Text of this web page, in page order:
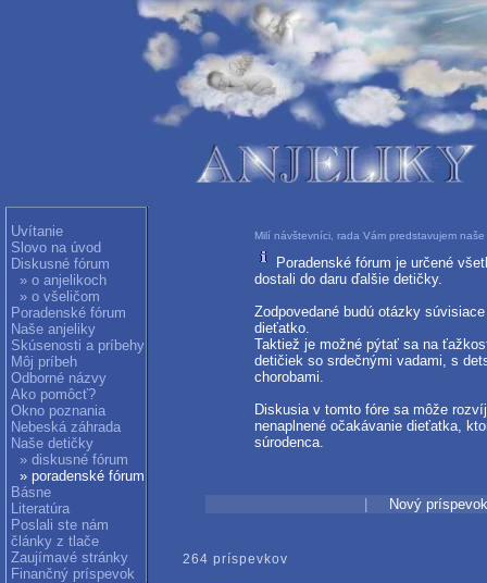
Uvítanie
Slovo na úvod
Diskusné fórum
» o anjelikoch
» o všeličom
Poradenské fórum
Naše anjeliky
Skúsenosti a príbehy
Môj príbeh
Odborné názvy
Ako pomôcť?
Okno poznania
Nebeská záhrada
Naše detičky
» diskusné fórum
» poradenské fórum
Básne
Literatúra
Poslali ste nám
články z tlače
Zaujímavé stránky
Finančný príspevok
Milí návštevníci, rada Vám predstavujem
Poradenské fórum je určené
dostali do daru ďalšie detičky.
Zodpovedané budú otázky
dieťatko.
Taktiež je možné pýtať sa na
detičiek so srdečnými vadami, s
chorobami.
Diskusia v tomto fóre sa môže
nenaplnené očakávanie dieťatka,
súrodenca.
Nový príspevok
264 príspevkov